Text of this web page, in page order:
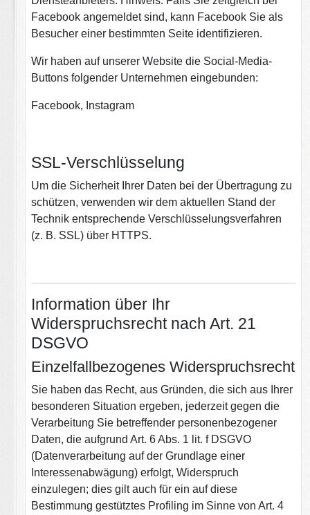
Facebook angemeldet sind, kann Facebook Sie als
Besucher einer bestimmten Seite identifizieren.
Wir haben auf unserer Website die Social-Media-
Buttons folgender Unternehmen eingebunden:
Facebook, Instagram
SSL-Verschlüsselung
Um die Sicherheit Ihrer Daten bei der Übertragung zu
schützen, verwenden wir dem aktuellen Stand der
Technik entsprechende Verschlüsselungsverfahren
(z. B. SSL) über HTTPS.
Information über Ihr
Widerspruchsrecht nach Art. 21
DSGVO
Einzelfallbezogenes Widerspruchsrecht
Sie haben das Recht, aus Gründen, die sich aus Ihrer
besonderen Situation ergeben, jederzeit gegen die
Verarbeitung Sie betreffender personenbezogener
Daten, die aufgrund Art. 6 Abs. 1 lit. f DSGVO
(Datenverarbeitung auf der Grundlage einer
Interessenabwägung) erfolgt, Widerspruch
einzulegen; dies gilt auch für ein auf diese
Bestimmung gestütztes Profiling im Sinne von Art. 4